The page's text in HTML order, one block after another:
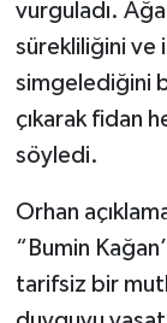
vurguladı.
sürekliliğini ve
simgelediğini
çıkarak fidan
söyledi.
Orhan
“Bumin
tarifsiz bir